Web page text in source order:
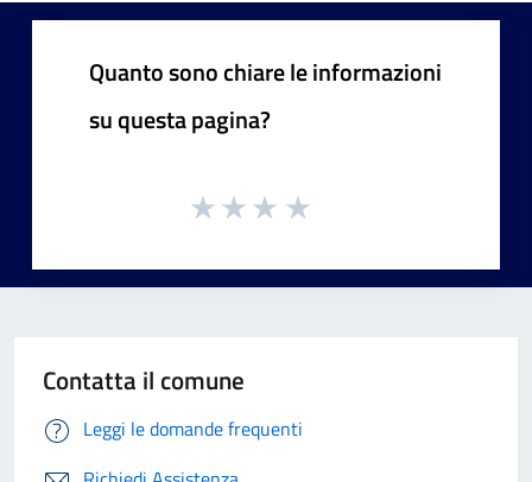
Quanto sono chiare le informazioni
su questa pagina?
Contatta il comune
Leggi le domande frequenti